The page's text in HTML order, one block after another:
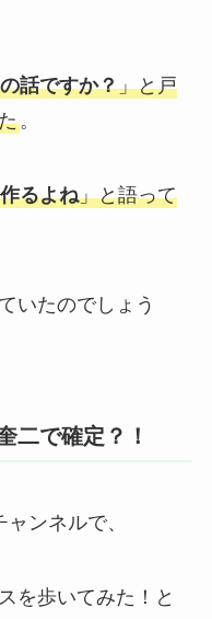
話ですか？」と戸
。
るよね」と語って
いたのでしょう
二で確定？！
ンネルで、
を歩いてみた！と